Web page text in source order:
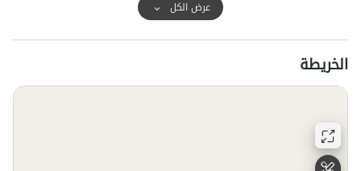
عرض الكل
الخريطة